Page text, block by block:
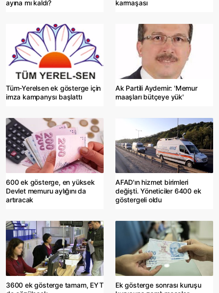
ayına mı kaldı?
karmaşası
Tüm-Yerelsen ek gösterge için
imza kampanysı başlattı
Ak Partili Aydemir: 'Memur
maaşları bütçeye yük'
600 ek gösterge, en yüksek
Devlet memuru aylığını da
artıracak
AFAD'ın hizmet birimleri
değişti. Yöneticiler 6400 ek
göstergeli oldu
3600 ek gösterge tamam, EYT
Ek gösterge sonrası kuruşu